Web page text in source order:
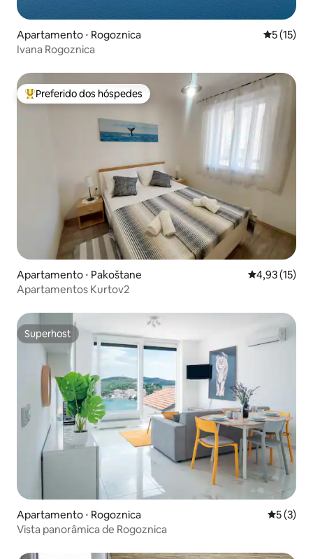
Apartamento ⋅ Rogoznica 5 de uma
5 (15)
Ivana Rogoznica
Entre os melhores preferidos dos hóspedes
Preferido dos hóspedes
Apartamento ⋅ Pakoštane 4,93 de uma
4,93 (15)
Apartamentos Kurtov2
Superhost
Superhost
Apartamento ⋅ Rogoznica 5 de
5 (3)
Vista panorâmica de Rogoznica